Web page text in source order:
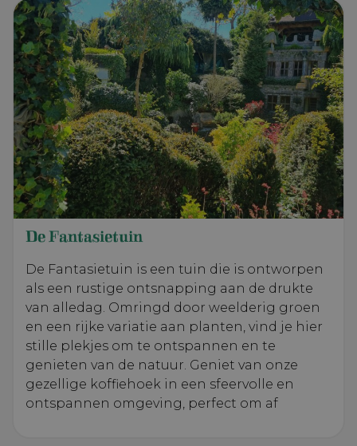
De Fantasietuin
De Fantasietuin is een tuin die is ontworpen
als een rustige ontsnapping aan de drukte
van alledag. Omringd door weelderig groen
en een rijke variatie aan planten, vind je hier
stille plekjes om te ontspannen en te
genieten van de natuur. Geniet van onze
gezellige koffiehoek in een sfeervolle en
ontspannen omgeving, perfect om af